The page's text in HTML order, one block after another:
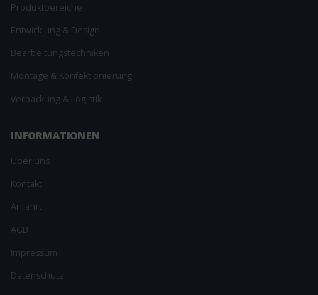
Produktbereiche
Entwicklung & Design
Bearbeitungs­techniken
Montage & Konfektionierung
Verpackung & Logistik
INFORMAT­IONEN
Über uns
Kontakt
Anfahrt
AGB
Impressum
Datenschutz